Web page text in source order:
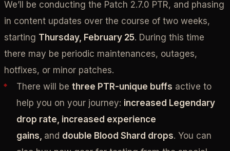
We’ll be conducting the Patch 2.7.0 PTR, and phasing
in content updates over the course of two weeks,
starting Thursday, February 25. During this time
there may be periodic maintenances, outages,
hotfixes, or minor patches.
There will be three PTR-unique buffs active to
help you on your journey: increased Legendary
drop rate, increased experience
gains, and double Blood Shard drops. You can